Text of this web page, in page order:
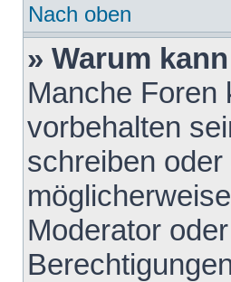
Nach oben
» Warum
Manche Foren
vorbehalten
schreiben
Moderator